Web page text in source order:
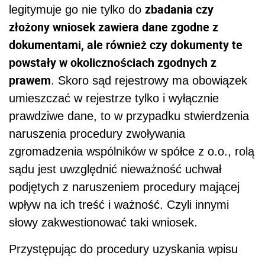
legitymuje go nie tylko do zbadania czy
złożony wniosek zawiera dane zgodne z
dokumentami, ale również czy dokumenty te
powstały w okolicznościach zgodnych z
prawem. Skoro sąd rejestrowy ma obowiązek
umieszczać w rejestrze tylko i wyłącznie
prawdziwe dane, to w przypadku stwierdzenia
naruszenia procedury zwoływania
zgromadzenia wspólników w spółce z o.o., rolą
sądu jest uwzględnić nieważność uchwał
podjętych z naruszeniem procedury mającej
wpływ na ich treść i ważność. Czyli innymi
słowy zakwestionować taki wniosek.
Przystępując do procedury uzyskania wpisu